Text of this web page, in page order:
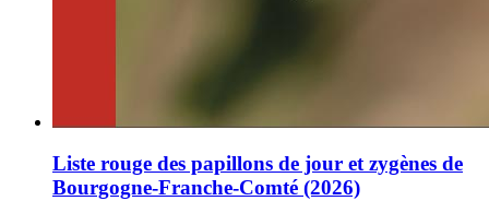
Liste rouge des papillons de jour et zygènes de
Bourgogne-Franche-Comté (2026)